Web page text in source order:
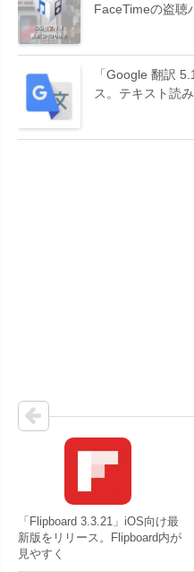
FaceTimeの盗聴
「Google 翻訳
ス。テキスト読
「Flipboard 3.3.21」iOS向け最
新版をリリース。Flipboard内が
見やすく